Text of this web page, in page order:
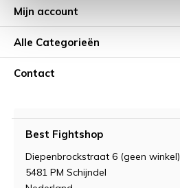
Mijn account
Alle Categorieën
Contact
Best Fightshop
Diepenbrockstraat 6 (geen winkel)
5481 PM Schijndel